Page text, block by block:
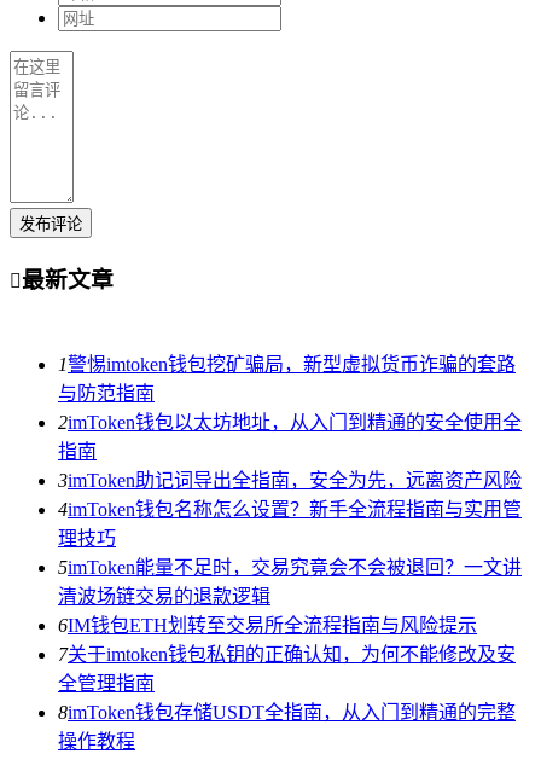
发布评论
最新文章
1警惕imtoken钱包挖矿骗局，新型虚拟货币诈骗的套路
与防范指南
2imToken钱包以太坊地址，从入门到精通的安全使用全
指南
3imToken助记词导出全指南，安全为先，远离资产风险
4imToken钱包名称怎么设置？新手全流程指南与实用管
理技巧
5imToken能量不足时，交易究竟会不会被退回？一文讲
清波场链交易的退款逻辑
6IM钱包ETH划转至交易所全流程指南与风险提示
7关于imtoken钱包私钥的正确认知，为何不能修改及安
全管理指南
8imToken钱包存储USDT全指南，从入门到精通的完整
操作教程